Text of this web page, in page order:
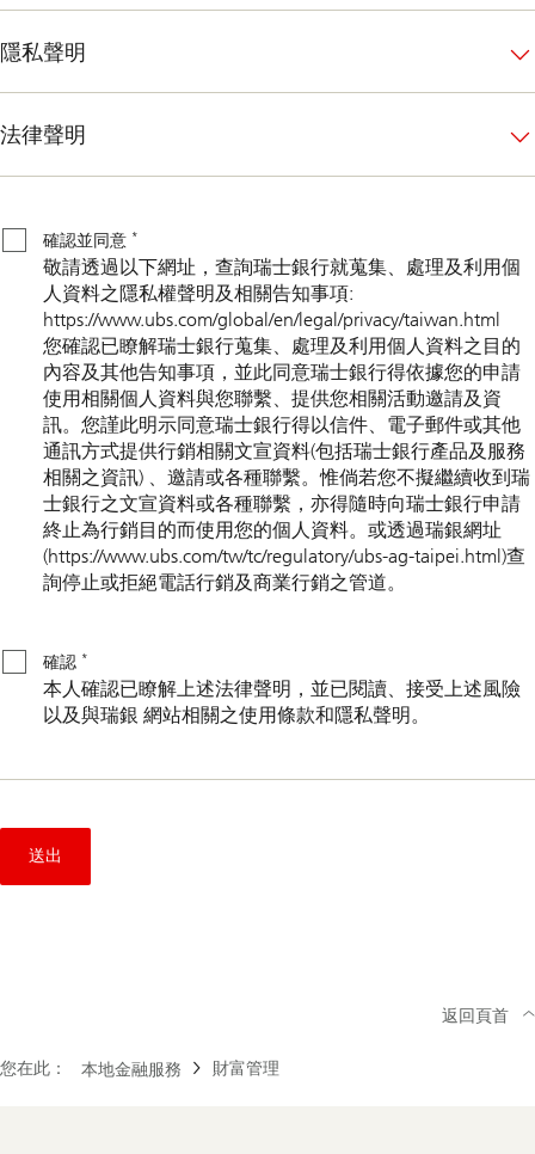
隱私聲明
法律聲明
並
同
確認並同意 *
敬請透過以下網址，查詢瑞士銀行就蒐集、處理及利用個
人資料之隱私權聲明及相關告知事項:
https://www.ubs.com/global/en/legal/privacy/taiwan.html
您確認已瞭解瑞士銀行蒐集、處理及利用個人資料之目的
內容及其他告知事項，並此同意瑞士銀行得依據您的申請
使用相關個人資料與您聯繫、提供您相關活動邀請及資
訊。您謹此明示同意瑞士銀行得以信件、電子郵件或其他
通訊方式提供行銷相關文宣資料(包括瑞士銀行產品及服務
相關之資訊) 、邀請或各種聯繫。惟倘若您不擬繼續收到瑞
士銀行之文宣資料或各種聯繫，亦得隨時向瑞士銀行申請
終止為行銷目的而使用您的個人資料。或透過瑞銀網址
(https://www.ubs.com/tw/tc/regulatory/ubs-ag-taipei.html)查
詢停止或拒絕電話行銷及商業行銷之管道。
確認 *
本人確認已瞭解上述法律聲明，並已閱讀、接受上述風險
以及與瑞銀 網站相關之使用條款和隱私聲明。
送出
您在此： 本地金融服務 財富管理
返回頁首